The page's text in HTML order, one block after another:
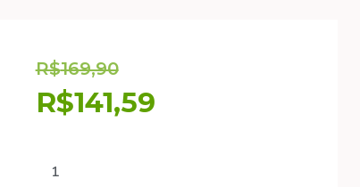
R$169,90
R$141,59